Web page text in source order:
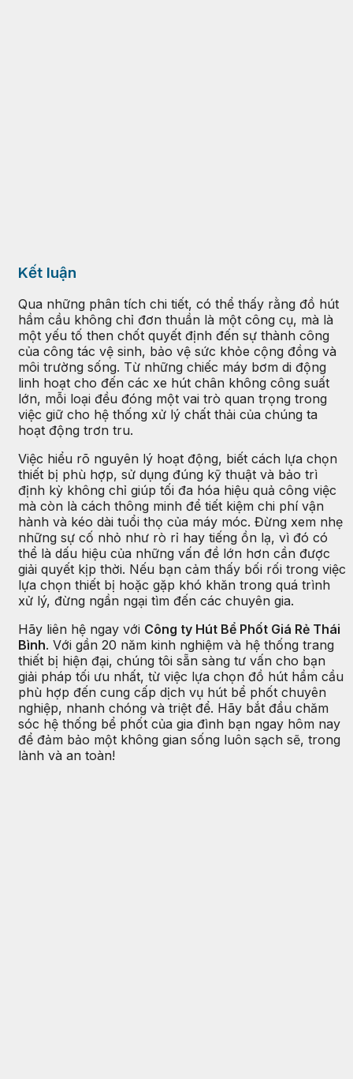
Kết luận
Qua những phân tích chi tiết, có thể thấy rằng đồ hút
hầm cầu không chỉ đơn thuần là một công cụ, mà là
một yếu tố then chốt quyết định đến sự thành công
của công tác vệ sinh, bảo vệ sức khỏe cộng đồng và
môi trường sống. Từ những chiếc máy bơm di động
linh hoạt cho đến các xe hút chân không công suất
lớn, mỗi loại đều đóng một vai trò quan trọng trong
việc giữ cho hệ thống xử lý chất thải của chúng ta
hoạt động trơn tru.
Việc hiểu rõ nguyên lý hoạt động, biết cách lựa chọn
thiết bị phù hợp, sử dụng đúng kỹ thuật và bảo trì
định kỳ không chỉ giúp tối đa hóa hiệu quả công việc
mà còn là cách thông minh để tiết kiệm chi phí vận
hành và kéo dài tuổi thọ của máy móc. Đừng xem nhẹ
những sự cố nhỏ như rò rỉ hay tiếng ồn lạ, vì đó có
thể là dấu hiệu của những vấn đề lớn hơn cần được
giải quyết kịp thời. Nếu bạn cảm thấy bối rối trong việc
lựa chọn thiết bị hoặc gặp khó khăn trong quá trình
xử lý, đừng ngần ngại tìm đến các chuyên gia.
Hãy liên hệ ngay với Công ty Hút Bể Phốt Giá Rẻ Thái
Bình. Với gần 20 năm kinh nghiệm và hệ thống trang
thiết bị hiện đại, chúng tôi sẵn sàng tư vấn cho bạn
giải pháp tối ưu nhất, từ việc lựa chọn đồ hút hầm cầu
phù hợp đến cung cấp dịch vụ hút bể phốt chuyên
nghiệp, nhanh chóng và triệt để. Hãy bắt đầu chăm
sóc hệ thống bể phốt của gia đình bạn ngay hôm nay
để đảm bảo một không gian sống luôn sạch sẽ, trong
lành và an toàn!